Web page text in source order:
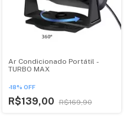
Ar Condicionado Portátil -
TURBO MAX
-18% OFF
R$139,00 R$169,90